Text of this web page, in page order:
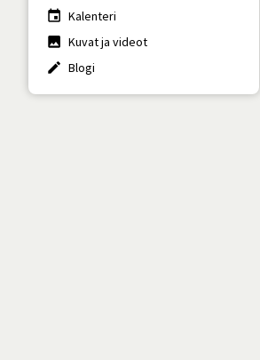
insert_invitation Kalenteri
photo Kuvat ja videot
create Blogi